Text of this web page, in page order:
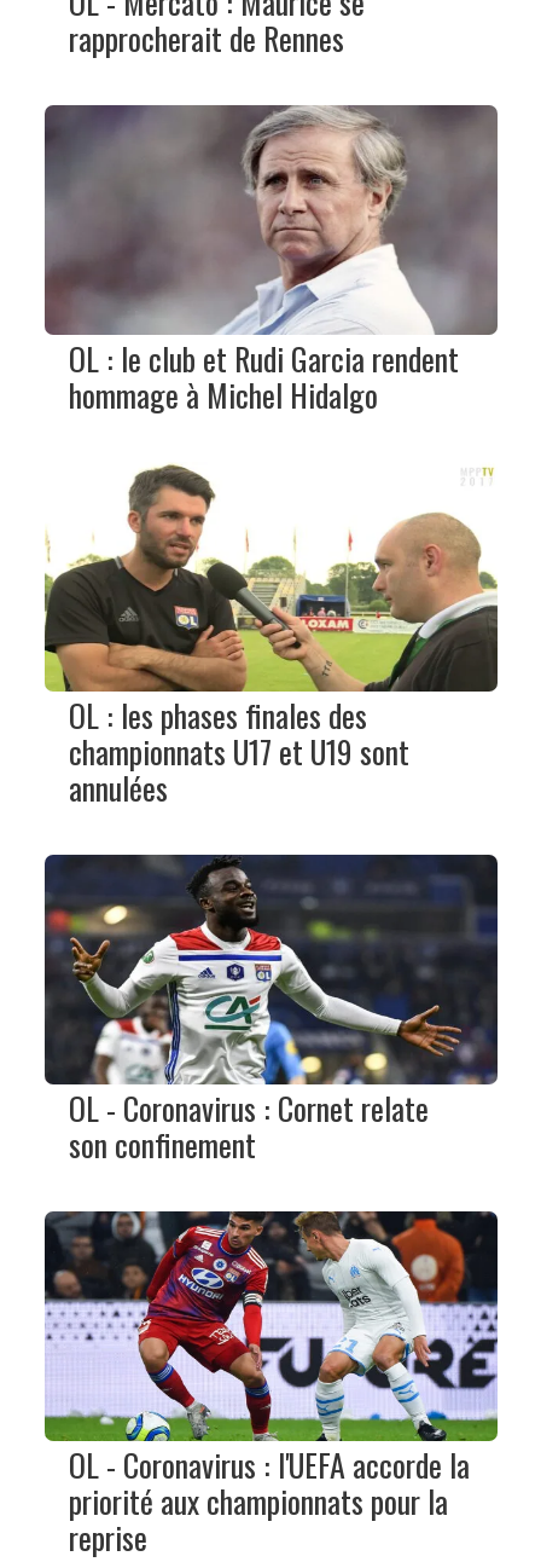
rapprocherait de Rennes
OL : le club et Rudi Garcia rendent
hommage à Michel Hidalgo
OL : les phases finales des
championnats U17 et U19 sont
annulées
OL - Coronavirus : Cornet relate
son confinement
OL - Coronavirus : l'UEFA accorde la
priorité aux championnats pour la
reprise